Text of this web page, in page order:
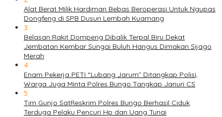
Alat Berat Milik Hardiman Bebas Beroperasi Untuk Ngupas
Dongfeng di SPB Dusun Lembah Kuamang
3
Belasan Rakit Dompeng Dibalik Terpal Biru Dekat
Jembatan Kembar Sungai Buluh Hangus Dimakan Sijago
Merah
4
Enam Pekerja PETI “Lubang Jarum” Ditangkap Polisi,
Warga Juga Minta Polres Bungo Tangkap Januri CS
5
Tim Gunjo SatReskrim Polres Bungo Berhasil Ciduk
Terduga Pelaku Pencuri Hp dan Uang Tunai